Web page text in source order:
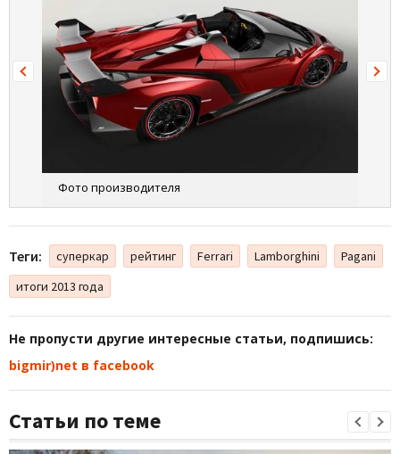
Фото производителя
Теги: суперкар рейтинг Ferrari Lamborghini
Pagani
итоги 2013 года
Не пропусти другие интересные статьи, подпишись:
bigmir)net в facebook
Статьи по теме